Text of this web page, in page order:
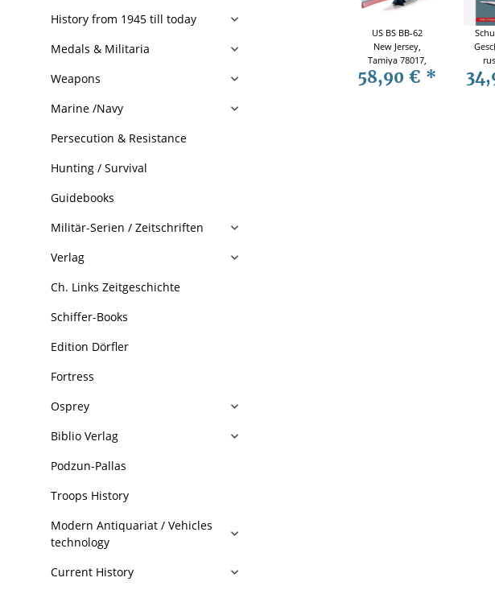
US BS BB-62
New Jersey,
Tamiya 78017,
M 1:350
58,90 € *
History from 1945 till today
Medals & Militaria
Weapons
Marine /Navy
Persecution & Resistance
Hunting / Survival
Guidebooks
Militär-Serien / Zeitschriften
Verlag
Ch. Links Zeitgeschichte
Schiffer-Books
Edition Dörfler
Fortress
Osprey
Biblio Verlag
Podzun-Pallas
Troops History
Modern Antiquariat / Vehicles
technology
Current History